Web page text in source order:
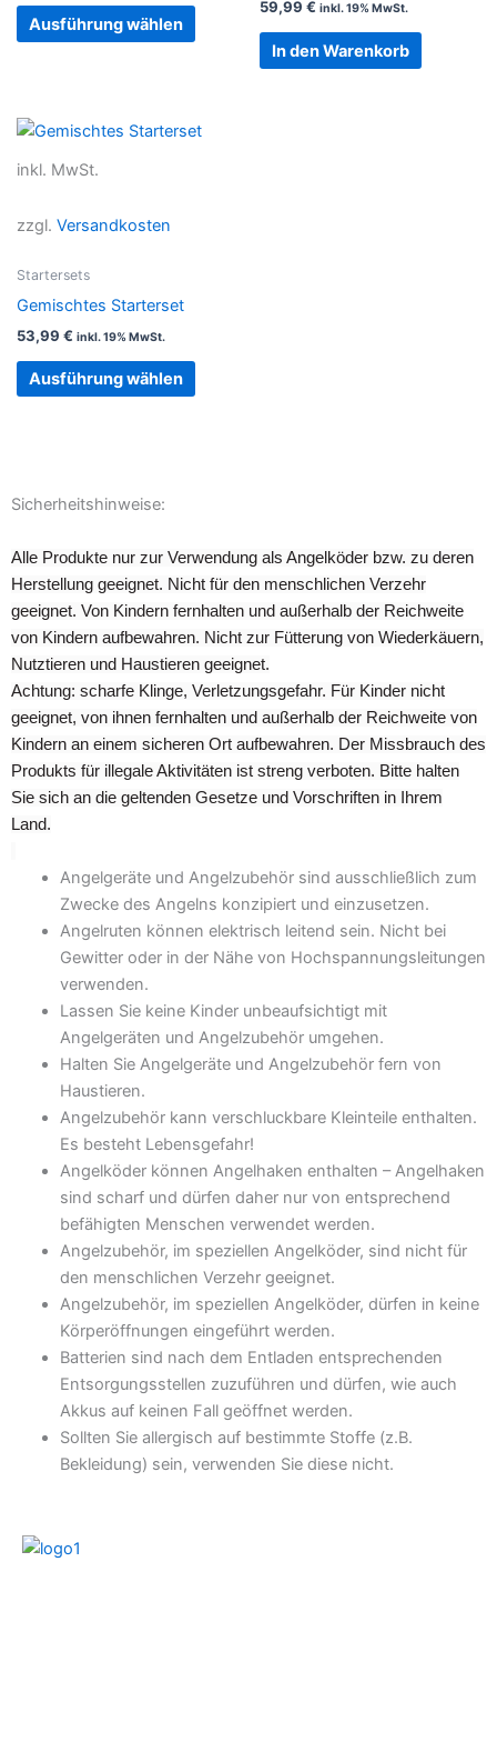
Ausführung wählen auf
der
Produktseite
werden
59,99 € inkl. 19% MwSt.
In den Warenkorb
inkl. MwSt.
zzgl. Versandkosten
Startersets
Gemischtes Starterset
53,99 € inkl. 19% MwSt.
Ausführung wählen
Dieses
auf
der
Sicherheitshinweise:
Alle Produkte nur zur Verwendung als Angelköder bzw. zu deren
Herstellung geeignet. Nicht für den menschlichen Verzehr
geeignet. Von Kindern fernhalten und außerhalb der Reichweite
von Kindern aufbewahren. Nicht zur Fütterung von Wiederkäuern,
Nutztieren und Haustieren geeignet.
Achtung: scharfe Klinge, Verletzungsgefahr. Für Kinder nicht
geeignet, von ihnen fernhalten und außerhalb der Reichweite von
Kindern an einem sicheren Ort aufbewahren. Der Missbrauch des
Produkts für illegale Aktivitäten ist streng verboten. Bitte halten
Sie sich an die geltenden Gesetze und Vorschriften in Ihrem
Land.
Angelgeräte und Angelzubehör sind ausschließlich zum
Zwecke des Angelns konzipiert und einzusetzen.
Angelruten können elektrisch leitend sein. Nicht bei
Gewitter oder in der Nähe von Hochspannungsleitungen
verwenden.
Lassen Sie keine Kinder unbeaufsichtigt mit
Angelgeräten und Angelzubehör umgehen.
Halten Sie Angelgeräte und Angelzubehör fern von
Haustieren.
Angelzubehör kann verschluckbare Kleinteile enthalten.
Es besteht Lebensgefahr!
Angelköder können Angelhaken enthalten – Angelhaken
sind scharf und dürfen daher nur von entsprechend
befähigten Menschen verwendet werden.
Angelzubehör, im speziellen Angelköder, sind nicht für
den menschlichen Verzehr geeignet.
Angelzubehör, im speziellen Angelköder, dürfen in keine
Körperöffnungen eingeführt werden.
Batterien sind nach dem Entladen entsprechenden
Entsorgungsstellen zuzuführen und dürfen, wie auch
Akkus auf keinen Fall geöffnet werden.
Sollten Sie allergisch auf bestimmte Stoffe (z.B.
Bekleidung) sein, verwenden Sie diese nicht.